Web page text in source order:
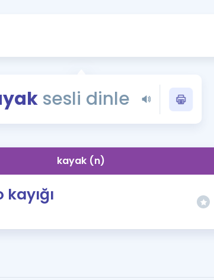
Tüm ÖSYM
YDS - YÖKDİL
İngilizce Gramer
sesli dinle
kayak (n)
kayığı